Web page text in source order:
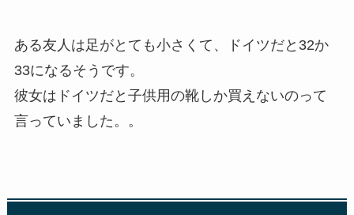
ある友人は足がとても小さくて、ドイツだと32か
33になるそうです。
彼女はドイツだと子供用の靴しか買えないのって
言っていました。。